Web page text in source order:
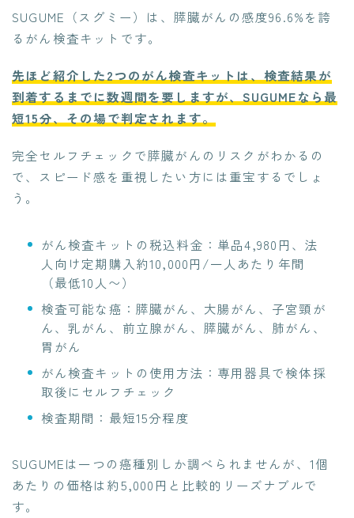
SUGUME（スグミー）は、膵臓がんの感度96.6%を誇
るがん検査キットです。
先ほど紹介した2つのがん検査キットは、検査結果が
到着するまでに数週間を要しますが、SUGUMEなら最
短15分、その場で判定されます。
完全セルフチェックで膵臓がんのリスクがわかるの
で、スピード感を重視したい方には重宝するでしょ
う。
がん検査キットの税込料金：単品4,980円、法
人向け定期購入約10,000円/一人あたり年間
（最低10人〜）
検査可能な癌：膵臓がん、大腸がん、子宮頸が
ん、乳がん、前立腺がん、膵臓がん、肺がん、
胃がん
がん検査キットの使用方法：専用器具で検体採
取後にセルフチェック
検査期間：最短15分程度
SUGUMEは一つの癌種別しか調べられませんが、1個
あたりの価格は約5,000円と比較的リーズナブルで
す。